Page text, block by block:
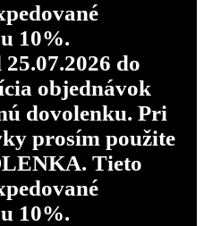
10%.
do
objednávok
dovolenku. Pri
prosím použite
Tieto
10%.